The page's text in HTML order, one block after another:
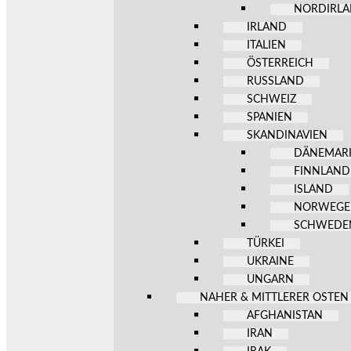
IRLAND
ITALIEN
ÖSTERREICH
RUSSLAND
SCHWEIZ
SPANIEN
SKANDINAVIEN
FINNLAND
ISLAND
TÜRKEI
UKRAINE
UNGARN
NAHER & MITTLERER OSTEN
AFGHANISTAN
IRAN